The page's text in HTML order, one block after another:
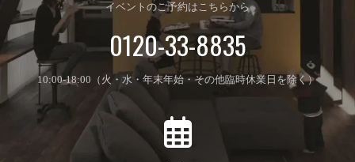
イベントのご予約はこちらから
0120-33-8835
10:00-18:00（火・水・年末年始・その他臨時休業日を除く）